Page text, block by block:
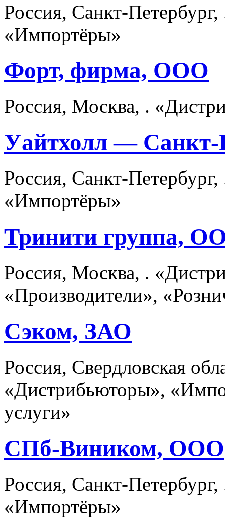
Россия, Санкт-
«Импортёры»
Форт, фирма, ООО
Россия, Москва, .
Уайтхолл —
Россия, Санкт-
«Импортёры»
Тринити группа,
Россия, Москва, .
«Производители»,
Сэком, ЗАО
Россия, Свердловская
«Дистрибьюторы»,
услуги»
СПб-Виником, ООО
Россия, Санкт-
«Импортёры»